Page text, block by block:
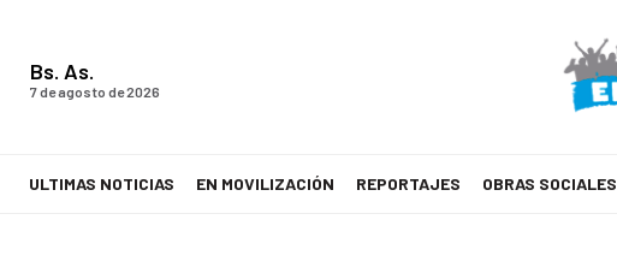
Bs. As.
7 de agosto de 2026
ULTIMAS NOTICIAS EN MOVILIZACIÓN REPORTAJES OBRAS SOCIALES